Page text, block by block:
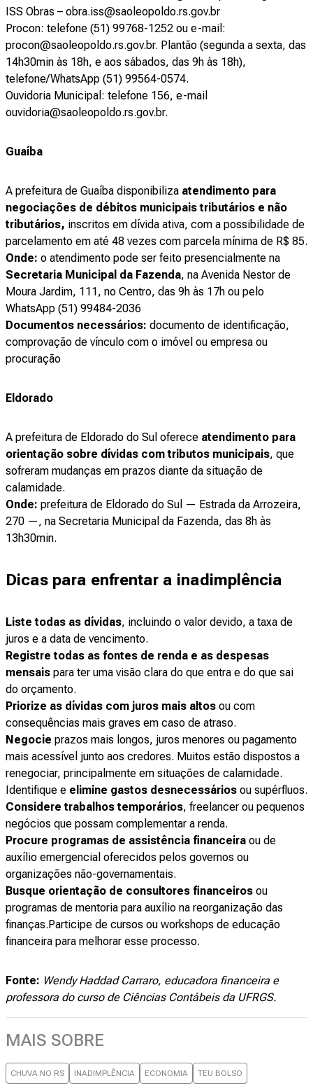
ISS Obras – obra.iss@saoleopoldo.rs.gov.br
Procon: telefone (51) 99768-1252 ou e-mail:
procon@saoleopoldo.rs.gov.br. Plantão (segunda a sexta, das
14h30min às 18h, e aos sábados, das 9h às 18h),
telefone/WhatsApp (51) 99564-0574.
Ouvidoria Municipal: telefone 156, e-mail
ouvidoria@saoleopoldo.rs.gov.br.
Guaíba
A prefeitura de Guaíba disponibiliza atendimento para
negociações de débitos municipais tributários e não
tributários, inscritos em dívida ativa, com a possibilidade de
parcelamento em até 48 vezes com parcela mínima de R$ 85.
Onde: o atendimento pode ser feito presencialmente na
Secretaria Municipal da Fazenda, na Avenida Nestor de
Moura Jardim, 111, no Centro, das 9h às 17h ou pelo
WhatsApp (51) 99484-2036
Documentos necessários: documento de identificação,
comprovação de vínculo com o imóvel ou empresa ou
procuração
Eldorado
A prefeitura de Eldorado do Sul oferece atendimento para
orientação sobre dívidas com tributos municipais, que
sofreram mudanças em prazos diante da situação de
calamidade.
Onde: prefeitura de Eldorado do Sul — Estrada da Arrozeira,
270 —, na Secretaria Municipal da Fazenda, das 8h às
13h30min.
Dicas para enfrentar a inadimplência
Liste todas as dívidas, incluindo o valor devido, a taxa de
juros e a data de vencimento.
Registre todas as fontes de renda e as despesas
mensais para ter uma visão clara do que entra e do que sai
do orçamento.
Priorize as dívidas com juros mais altos ou com
consequências mais graves em caso de atraso.
Negocie prazos mais longos, juros menores ou pagamento
mais acessível junto aos credores. Muitos estão dispostos a
renegociar, principalmente em situações de calamidade.
Identifique e elimine gastos desnecessários ou supérfluos.
Considere trabalhos temporários, freelancer ou pequenos
negócios que possam complementar a renda.
Procure programas de assistência financeira ou de
auxílio emergencial oferecidos pelos governos ou
organizações não-governamentais.
Busque orientação de consultores financeiros ou
programas de mentoria para auxílio na reorganização das
finanças.Participe de cursos ou workshops de educação
financeira para melhorar esse processo.
Fonte: Wendy Haddad Carraro, educadora financeira e
professora do curso de Ciências Contábeis da UFRGS.
MAIS SOBRE
CHUVA NO RS INADIMPLÊNCIA ECONOMIA TEU BOLSO